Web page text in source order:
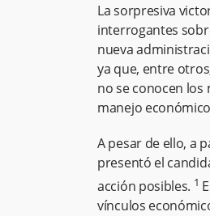
La sorpresiva
interrogantes
nueva
ya que, entre
no se conocen los
manejo
A pesar de ello, a
presentó el
acción posibles. 1
vínculos